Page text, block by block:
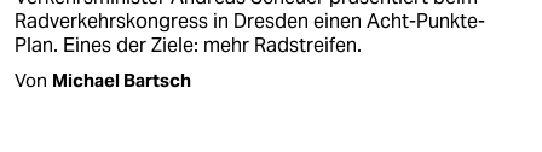
Radverkehrskongress in Dresden einen Acht-Punkte-
Plan. Eines der Ziele: mehr Radstreifen.
Von Michael Bartsch